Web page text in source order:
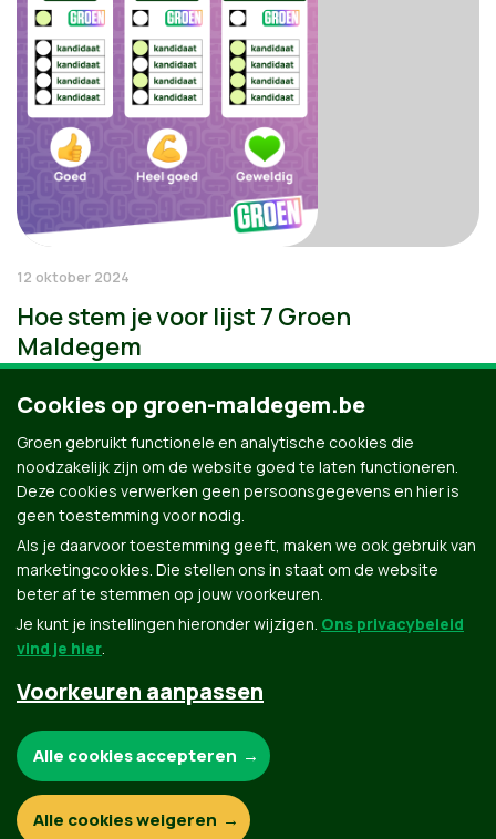
12 oktober 2024
Hoe stem je voor lijst 7 Groen
Maldegem
Groen.be
Contact Privacybeleid
Cookies op groen-maldegem.be
Groen gebruikt functionele en analytische cookies die
noodzakelijk zijn om de website goed te laten functioneren.
Deze cookies verwerken geen persoonsgegevens en hier is
geen toestemming voor nodig.
Als je daarvoor toestemming geeft, maken we ook gebruik van
marketingcookies. Die stellen ons in staat om de website
beter af te stemmen op jouw voorkeuren.
Je kunt je instellingen hieronder wijzigen. Ons privacybeleid
vind je hier.
Voorkeuren aanpassen
Functionele en analytische cookies:
Alle cookies accepteren
Alle cookies weigeren